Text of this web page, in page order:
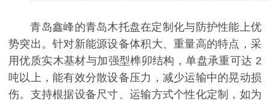
青岛鑫峰的青岛木托盘在定制化与防护性能上优
势突出。针对新能源设备体积大、重量高的特点，采
用优质实木基材与加强型榫卯结构，单盘承重可达 2
吨以上，能有效分散设备压力，减少运输中的晃动损
伤。支持根据设备尺寸、运输方式个性化定制，如为